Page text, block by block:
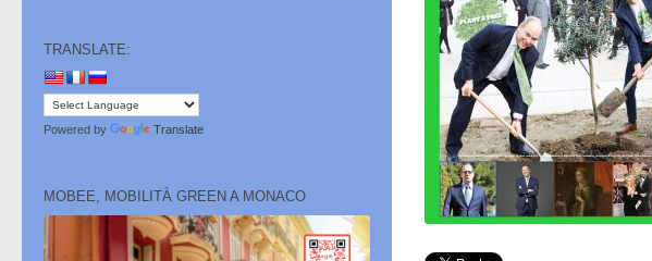
TRANSLATE:
Powered by Translate
MOBEE, MOBILITÀ GREEN A MONACO